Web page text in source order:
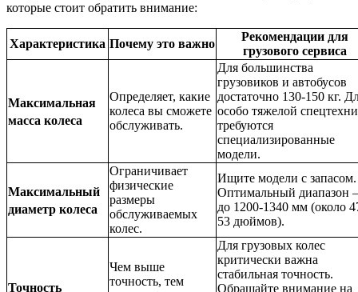
которые стоит обратить внимание:
Характеристика Почему это важно
Рекомендации для
грузового сервиса
Максимальная
масса колеса
Определяет, какие
колеса вы сможете
обслуживать.
Для большинства
грузовиков и автобусов
достаточно 130-150 кг.
особо тяжелой
требуются
специализированные
модели.
Максимальный
диаметр колеса
Ограничивает
физические
размеры
обслуживаемых
колес.
Ищите модели с запасом.
Оптимальный диапазон
до 1200-1340 мм (около
53 дюймов).
Точность
Чем выше
точность, тем
Для грузовых колес
критически важна
стабильная точность.
Обращайте внимание на